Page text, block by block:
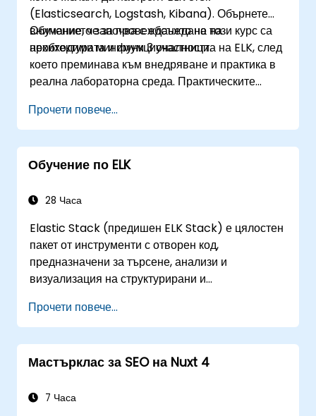
(Elasticsearch, Logstash, Kibana). Обърнете
внимание, че за провеждането на този курс са
необходими минимум 3 участници.
Обучението започва с обсъждане на
архитектурата и функционалността на ELK, след
което преминава към внедряване и практика в
реална лабораторна среда. Практическите
дават възможност на участниците да приложат
знанията си на практика, като същевременно
получават обратна връзка за напредъка си.
Прочети повече...
Обучение по ELK
28 Часа
Elastic Stack (предишен ELK Stack) е цялостен
пакет от инструменти с отворен код,
предназначени за търсене, анализи и
визуализация на структурирани и
програма е създадена, за да даде на
участниците задълбочено разбиране на
компонентите на Elastic Stack – Elasticsearch,
Kibana и Logstash. Курсът ще обхване основни
управление на клъстери, разширени анализи и
Прочети повече...
Мастърклас за SEO на Nuxt 4
7 Часа